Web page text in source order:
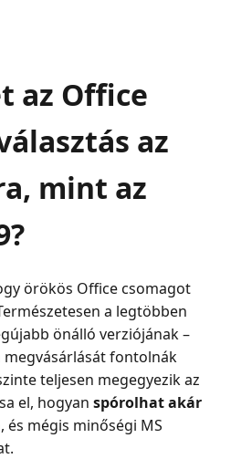
az Office
az
mint az
örökös Office csomagot
a legtöbben
önálló verziójának –
megvásárlását fontolnák
teljesen megegyezik az
el, hogyan spórolhat akár
és mégis minőségi MS